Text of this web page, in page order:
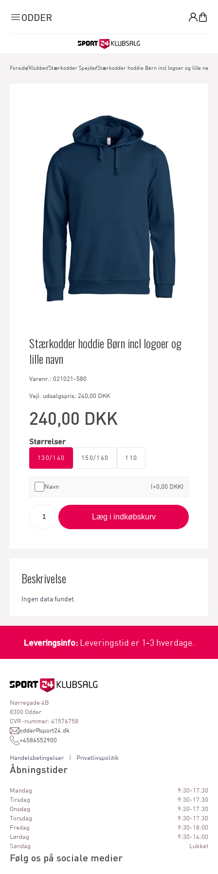
ODDER
Forside/Klubber/Stærkodder Spejder
/Stærkodder hoddie Børn incl logoer og lille navn
Stærkodder hoddie Børn incl logoer og
lille navn
Varenr.: 021021-580
Vejl. udsalgspris: 240,00 DKK
240,00 DKK
Størrelser
130/140 150/160 110
Navn (+0,00 DKK)
Læg i indkøbskurv
Beskrivelse
Ingen data fundet.
Leveringsinfo:Leveringstid er 1-3 hverdage.
Nørregade 4B
8300 Odder
CVR-nummer: 41576758
odder@sport24.dk
+4586552900
Handelsbetingelser | Privatlivspolitik
Åbningstider
Mandag
9:30-17.30
Tirsdag
9:30-17.30
Onsdag
9:30-17.30
Torsdag
9:30-17.30
Fredag
9:30-18:00
Lørdag
9:30-14:00
Søndag
Lukket
Følg os på sociale medier